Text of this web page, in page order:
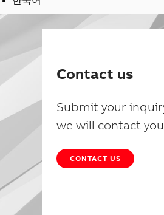
Contact us
Submit your
we will contact you
CONTACT US